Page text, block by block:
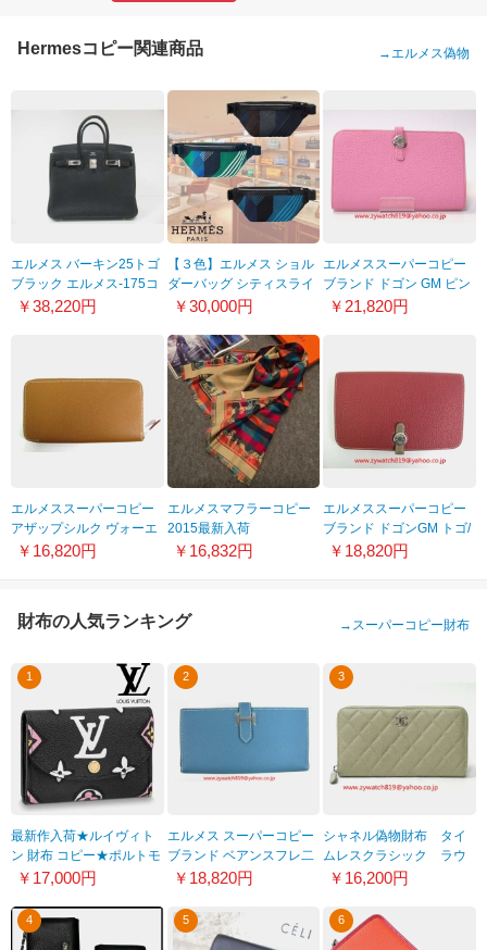
Hermesコピー関連商品 →エルメス偽物
エルメス バーキン25トゴ
ブラック エルメス-175コ
ピー
￥38,220円
【３色】エルメス ショル
ダーバッグ シティスライ
ド クロスバッグ コピー
￥30,000円
エルメススーパーコピー
ブランド ドゴン GM ピン
ク トゴ HER-004
￥21,820円
エルメススーパーコピー
アザップシルク ヴォーエ
プソン×シルク/ゴールド
￥16,820円
エルメスマフラーコピー
2015最新入荷
HMS2015021 デジタルプ
￥16,832円
エルメススーパーコピー
ブランド ドゴンGM トゴ/
ルビー/エトープHER-027
￥18,820円
財布の人気ランキング → スーパーコピー財布
1
最新作入荷★ルイヴィト
ン 財布 コピー★ポルトモ
ネ・ロザリ・レオパード
￥17,000円
2
エルメス スーパーコピー
ブランド ベアンスフレ二
つ折長財布ヴォーエプソ
￥18,820円
3
シャネル偽物財布 タイ
ムレスクラシック ラウ
ンドジップ長財布 エレ
￥16,200円
4 5 6